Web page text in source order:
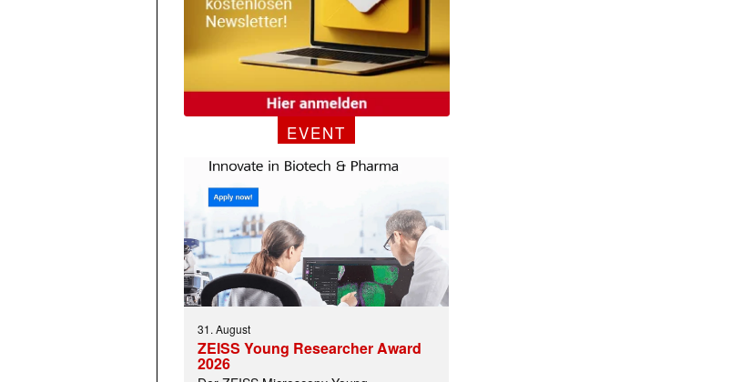
EVENT
31. August
ZEISS Young Researcher Award
2026